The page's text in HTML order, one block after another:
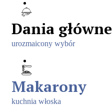
Dania główne
urozmaicony wybór
Makarony
kuchnia włoska